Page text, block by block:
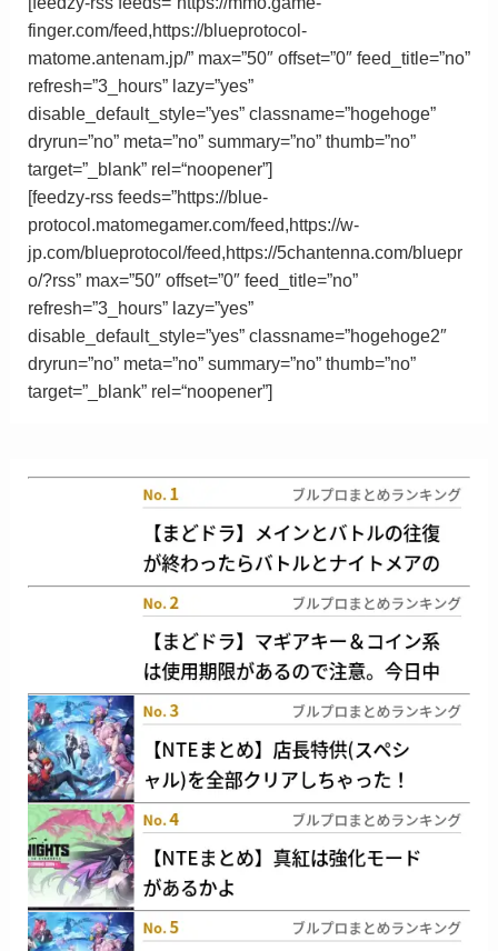
finger.com/feed,https://blueprotocol-
matome.antenam.jp/” max=”50″ offset=”0″ feed_title=”no”
refresh=”3_hours” lazy=”yes”
disable_default_style=”yes” classname=”hogehoge”
dryrun=”no” meta=”no” summary=”no” thumb=”no”
target=”_blank” rel=“noopener”]
[feedzy-rss feeds=”https://blue-
protocol.matomegamer.com/feed,https://w-
jp.com/blueprotocol/feed,https://5chantenna.com/bluepr
o/?rss” max=”50″ offset=”0″ feed_title=”no”
refresh=”3_hours” lazy=”yes”
disable_default_style=”yes” classname=”hogehoge2″
dryrun=”no” meta=”no” summary=”no” thumb=”no”
target=”_blank” rel=“noopener”]